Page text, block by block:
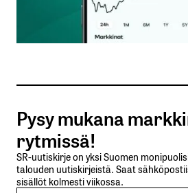
Sähköpostiosoitteesi
Tilaa SalkunRakentajan
Lähetä kommentti
Pysy mukana
rytmissä!
SR-uutiskirje on yksi Suomen
talouden uutiskirjeistä. Saat
sisällöt kolmesti viikossa.